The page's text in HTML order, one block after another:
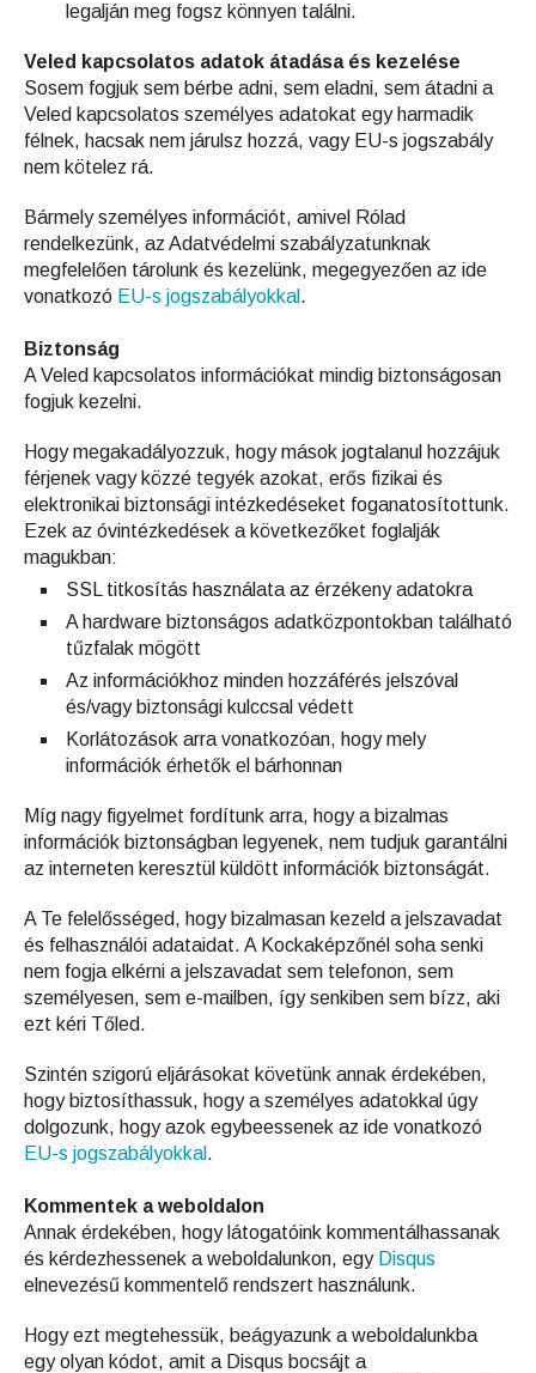
legalján meg fogsz könnyen találni.
Veled kapcsolatos adatok átadása és kezelése
Sosem fogjuk sem bérbe adni, sem eladni, sem átadni a
Veled kapcsolatos személyes adatokat egy harmadik
félnek, hacsak nem járulsz hozzá, vagy EU-s jogszabály
nem kötelez rá.
Bármely személyes információt, amivel Rólad
rendelkezünk, az Adatvédelmi szabályzatunknak
megfelelően tárolunk és kezelünk, megegyezően az ide
vonatkozó EU-s jogszabályokkal .
Biztonság
A Veled kapcsolatos információkat mindig biztonságosan
fogjuk kezelni.
Hogy megakadályozzuk, hogy mások jogtalanul hozzájuk
férjenek vagy közzé tegyék azokat, erős fizikai és
elektronikai biztonsági intézkedéseket foganatosítottunk.
Ezek az óvintézkedések a következőket foglalják
magukban:
SSL titkosítás használata az érzékeny adatokra
A hardware biztonságos adatközpontokban található
tűzfalak mögött
Az információkhoz minden hozzáférés jelszóval
és/vagy biztonsági kulccsal védett
Korlátozások arra vonatkozóan, hogy mely
információk érhetők el bárhonnan
Míg nagy figyelmet fordítunk arra, hogy a bizalmas
információk biztonságban legyenek, nem tudjuk garantálni
az interneten keresztül küldött információk biztonságát.
A Te felelősséged, hogy bizalmasan kezeld a jelszavadat
és felhasználói adataidat. A Kockaképzőnél soha senki
nem fogja elkérni a jelszavadat sem telefonon, sem
személyesen, sem e-mailben, így senkiben sem bízz, aki
ezt kéri Tőled.
Szintén szigorú eljárásokat követünk annak érdekében,
hogy biztosíthassuk, hogy a személyes adatokkal úgy
dolgozunk, hogy azok egybeessenek az ide vonatkozó
EU-s jogszabályokkal .
Kommentek a weboldalon
Annak érdekében, hogy látogatóink kommentálhassanak
és kérdezhessenek a weboldalunkon, egy Disqus
elnevezésű kommentelő rendszert használunk.
Hogy ezt megtehessük, beágyazunk a weboldalunkba
egy olyan kódot, amit a Disqus bocsájt a